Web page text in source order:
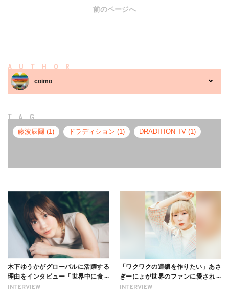
前のページへ
AUTHOR
coimo
TAG
藤波辰爾 (1) ドラディション (1) DRADITION TV (1)
INTERVIEW
木下ゆうかがグローバルに活躍する
理由をインタビュー「世界中に食べ
る幸せを伝えたい」新事務所加入に
INTERVIEW
「ワクワクの連鎖を作りたい」あさ
ぎーにょが世界のファンに愛される
理由【インタビュー】